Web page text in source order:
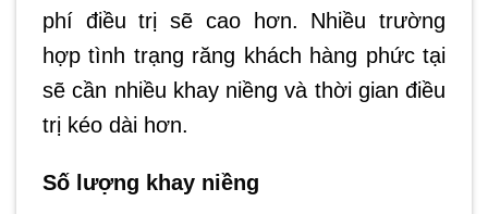
phí điều trị sẽ cao hơn. Nhiều trường
hợp tình trạng răng khách hàng phức tại
sẽ cần nhiều khay niềng và thời gian điều
trị kéo dài hơn.
Số lượng khay niềng